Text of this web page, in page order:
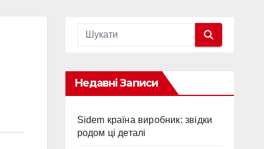
Недавні Записи
Sidem країна виробник: звідки
родом ці деталі